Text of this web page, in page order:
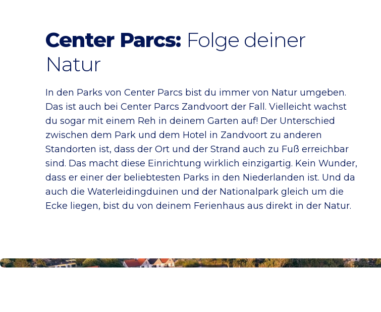
Center Parcs: Folge deiner
Natur
In den Parks von Center Parcs bist du immer von Natur umgeben.
Das ist auch bei Center Parcs Zandvoort der Fall. Vielleicht wachst
du sogar mit einem Reh in deinem Garten auf! Der Unterschied
zwischen dem Park und dem Hotel in Zandvoort zu anderen
Standorten ist, dass der Ort und der Strand auch zu Fuß erreichbar
sind. Das macht diese Einrichtung wirklich einzigartig. Kein Wunder,
dass er einer der beliebtesten Parks in den Niederlanden ist. Und da
auch die Waterleidingduinen und der Nationalpark gleich um die
Ecke liegen, bist du von deinem Ferienhaus aus direkt in der Natur.
Dein Ferienhaus buchen